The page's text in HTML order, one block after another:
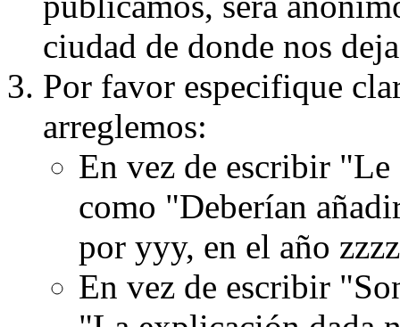
ciudad de donde nos
Por favor especifique
arreglemos:
En vez de escribir
como "Deberían
por yyy, en el año
En vez de escribir